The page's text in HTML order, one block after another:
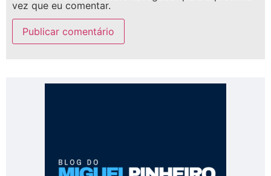
vez que eu comentar.